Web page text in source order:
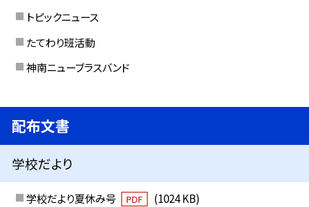
トピックニュース
たてわり班活動
神南ニューブラスバンド
配布文書
学校だより
学校だより夏休み号 PDF
(1024 KB)